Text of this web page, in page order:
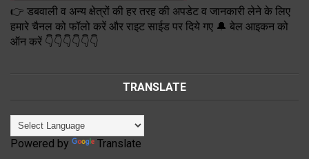
👉 डबवाली व अन्य क्षेत्रों की हर तरह की अपडेट व जानकारी लेने के लिए
हमारे चैनल को फॉलो करें और राइट साईड पर दिये गए 🔔 बेल आइकन को
ऑन करें 👇👇👇👇👇👇
TRANSLATE
Powered by Translate